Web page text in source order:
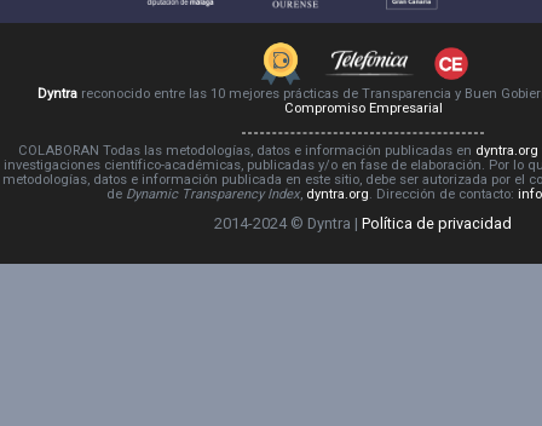
Dyntrareconocido entre las 10 mejores prácticas de Transparencia y Buen
Compromiso Empresarial
COLABORAN Todas las metodologías, datos e información publicadas en dyntra.org
investigaciones científico-académicas, publicadas y/o en fase de elaboración. Por lo
metodologías, datos e información publicada en este sitio, debe ser autorizada por el
de Dynamic Transparency Index, dyntra.org. Dirección de contacto:
2014-2024 © Dyntra | Política de privacidad